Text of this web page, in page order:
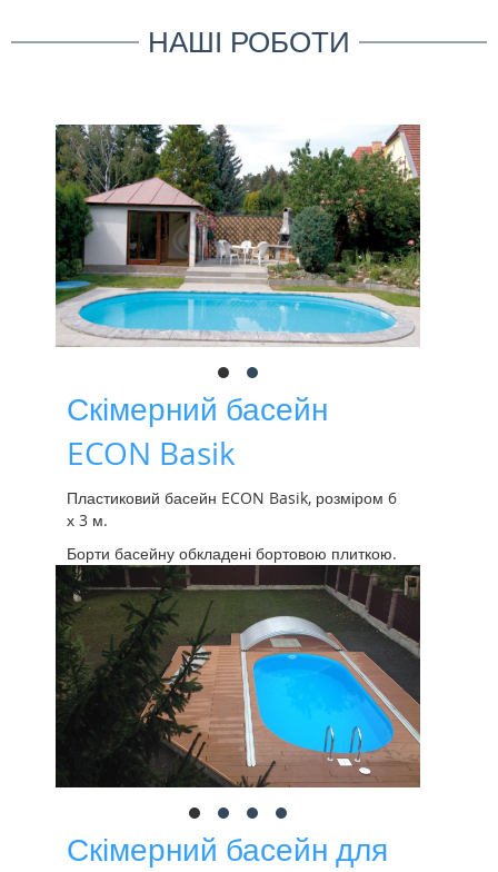
НАШІ РОБОТИ
Скімерний басейн
ECON Basik
Пластиковий басейн ECON Basik, розміром 6
х 3 м.
Борти басейну обкладені бортовою плиткою.
Скімерний басейн для